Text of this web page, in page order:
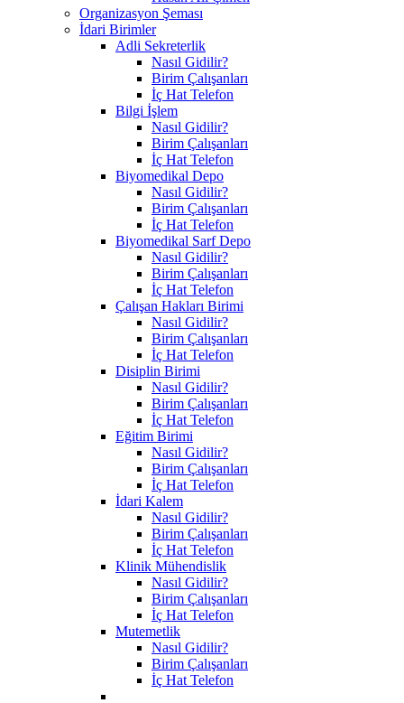
Organizasyon Şeması
İdari Birimler
Adli Sekreterlik
Nasıl Gidilir?
Birim Çalışanları
İç Hat Telefon
Bilgi İşlem
Nasıl Gidilir?
Birim Çalışanları
İç Hat Telefon
Biyomedikal Depo
Nasıl Gidilir?
Birim Çalışanları
İç Hat Telefon
Biyomedikal Sarf Depo
Nasıl Gidilir?
Birim Çalışanları
İç Hat Telefon
Çalışan Hakları Birimi
Nasıl Gidilir?
Birim Çalışanları
İç Hat Telefon
Disiplin Birimi
Nasıl Gidilir?
Birim Çalışanları
İç Hat Telefon
Eğitim Birimi
Nasıl Gidilir?
Birim Çalışanları
İç Hat Telefon
İdari Kalem
Nasıl Gidilir?
Birim Çalışanları
İç Hat Telefon
Klinik Mühendislik
Nasıl Gidilir?
Birim Çalışanları
İç Hat Telefon
Mutemetlik
Nasıl Gidilir?
Birim Çalışanları
İç Hat Telefon